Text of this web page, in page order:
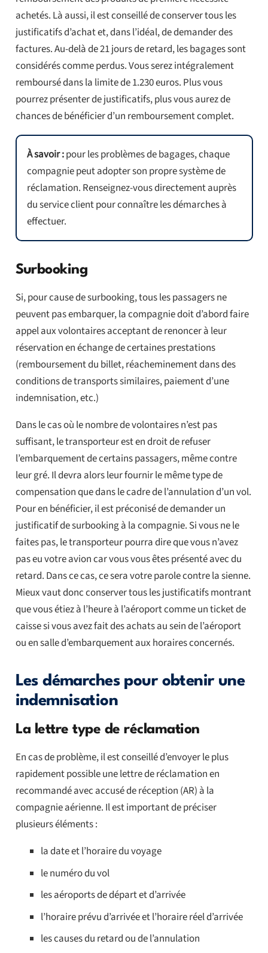
achetés. Là aussi, il est conseillé de conserver tous les
justificatifs d’achat et, dans l’idéal, de demander des
factures. Au-delà de 21 jours de retard, les bagages sont
considérés comme perdus. Vous serez intégralement
remboursé dans la limite de 1.230 euros. Plus vous
pourrez présenter de justificatifs, plus vous aurez de
chances de bénéficier d’un remboursement complet.
À savoir :pour les problèmes de bagages, chaque
compagnie peut adopter son propre système de
réclamation. Renseignez-vous directement auprès
du service client pour connaître les démarches à
effectuer.
Surbooking
Si, pour cause de surbooking, tous les passagers ne
peuvent pas embarquer, la compagnie doit d’abord faire
appel aux volontaires acceptant de renoncer à leur
réservation en échange de certaines prestations
(remboursement du billet, réacheminement dans des
conditions de transports similaires, paiement d’une
indemnisation, etc.)
Dans le cas où le nombre de volontaires n’est pas
suffisant, le transporteur est en droit de refuser
l’embarquement de certains passagers, même contre
leur gré. Il devra alors leur fournir le même type de
compensation que dans le cadre de l’annulation d’un vol.
Pour en bénéficier, il est préconisé de demander un
justificatif de surbooking à la compagnie. Si vous ne le
faites pas, le transporteur pourra dire que vous n’avez
pas eu votre avion car vous vous êtes présenté avec du
retard. Dans ce cas, ce sera votre parole contre la sienne.
Mieux vaut donc conserver tous les justificatifs montrant
que vous étiez à l’heure à l’aéroport comme un ticket de
caisse si vous avez fait des achats au sein de l’aéroport
ou en salle d’embarquement aux horaires concernés.
Les démarches pour obtenir une
indemnisation
La lettre type de réclamation
En cas de problème, il est conseillé d’envoyer le plus
rapidement possible une lettre de réclamation en
recommandé avec accusé de réception (AR) à la
compagnie aérienne. Il est important de préciser
plusieurs éléments :
la date et l’horaire du voyage
le numéro du vol
les aéroports de départ et d’arrivée
l’horaire prévu d’arrivée et l’horaire réel d’arrivée
les causes du retard ou de l’annulation